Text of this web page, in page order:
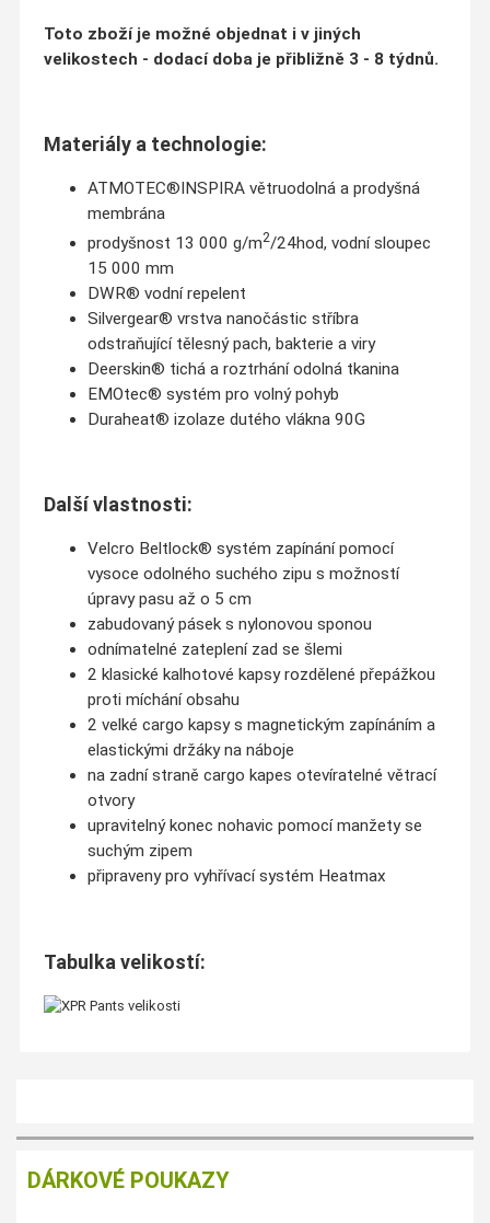
Toto zboží je možné objednat i v jiných
velikostech - dodací doba je přibližně 3 - 8 týdnů.
Materiály a technologie:
ATMOTEC®INSPIRA větruodolná a prodyšná
membrána
prodyšnost 13 000 g/m2/24hod, vodní sloupec
15 000 mm
DWR® vodní repelent
Silvergear® vrstva nanočástic stříbra
odstraňující tělesný pach, bakterie a viry
Deerskin® tichá a roztrhání odolná tkanina
EMOtec® systém pro volný pohyb
Duraheat® izolaze dutého vlákna 90G
Další vlastnosti:
Velcro Beltlock® systém zapínání pomocí
vysoce odolného suchého zipu s možností
úpravy pasu až o 5 cm
zabudovaný pásek s nylonovou sponou
odnímatelné zateplení zad se šlemi
2 klasické kalhotové kapsy rozdělené přepážkou
proti míchání obsahu
2 velké cargo kapsy s magnetickým zapínáním a
elastickými držáky na náboje
na zadní straně cargo kapes otevíratelné větrací
otvory
upravitelný konec nohavic pomocí manžety se
suchým zipem
připraveny pro vyhřívací systém Heatmax
Tabulka velikostí:
DÁRKOVÉ POUKAZY